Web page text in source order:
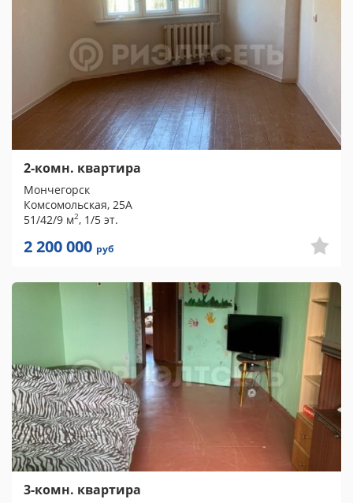
2-комн. квартира
Мончегорск
Комсомольская, 25А
51/42/9 м2, 1/5 эт.
2 200 000 руб
3-комн. квартира